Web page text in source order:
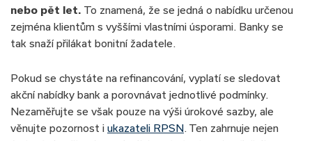
nebo pět let. To znamená, že se jedná o nabídku určenou
zejména klientům s vyššími vlastními úsporami. Banky se
tak snaží přilákat bonitní žadatele.
Pokud se chystáte na refinancování, vyplatí se sledovat
akční nabídky bank a porovnávat jednotlivé podmínky.
Nezaměřujte se však pouze na výši úrokové sazby, ale
věnujte pozornost i ukazateli RPSN. Ten zahrnuje nejen